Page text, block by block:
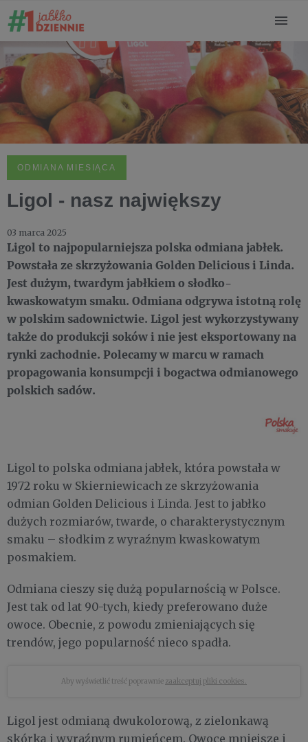
ODMIANA MIESIĄCA
Ligol - nasz największy
03 marca 2025
Ligol to najpopularniejsza polska odmiana jabłek.
Powstała ze skrzyżowania Golden Delicious i Linda.
Jest dużym, twardym jabłkiem o słodko-
kwaskowatym smaku. Odmiana odgrywa istotną rolę
w polskim sadownictwie. Ligol jest wykorzystywany
także do produkcji soków i nie jest eksportowany na
rynki zachodnie. Polecamy w marcu w ramach
propagowania konsumpcji i bogactwa odmianowego
polskich sadów.
Ligol to polska odmiana jabłek, która powstała w
1972 roku w Skierniewicach ze skrzyżowania
odmian Golden Delicious i Linda. Jest to jabłko
dużych rozmiarów, twarde, o charakterystycznym
smaku – słodkim z wyraźnym kwaskowatym
posmakiem.
Odmiana cieszy się dużą popularnością w Polsce.
Jest tak od lat 90-tych, kiedy preferowano duże
owoce. Obecnie, z powodu zmieniających się
trendów, jego popularność nieco spadła.
Aby wyświetlić treść poprawnie zaakceptuj pliki cookies.
Ligol jest odmianą dwukolorową, z zielonkawą
skórką i wyraźnym rumieńcem. Owoce mniejsze i